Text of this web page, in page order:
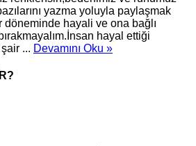
yazma yoluyla paylaşmak
döneminde hayali ve ona bağlı
hayal ettiği
... Devamını Oku »